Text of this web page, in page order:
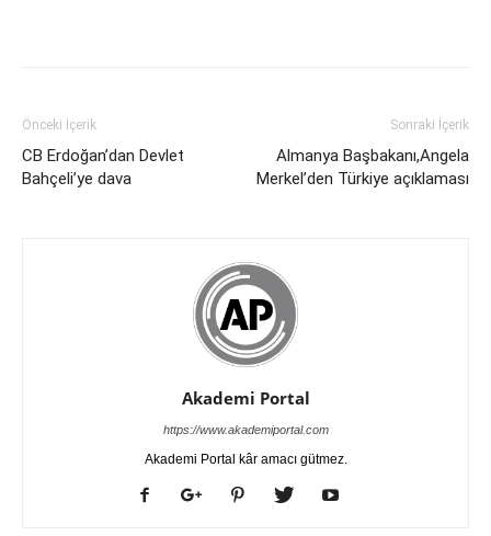
Önceki İçerik
CB Erdoğan’dan Devlet
Bahçeli’ye dava
Sonraki İçerik
Almanya Başbakanı,Angela
Merkel’den Türkiye açıklaması
Akademi Portal
https://www.akademiportal.com
Akademi Portal kâr amacı gütmez.